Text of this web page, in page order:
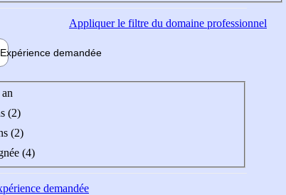
Appliquerle filtre du domaine professionnel
Expérience demandée
(2)
(2)
(4)
demandée